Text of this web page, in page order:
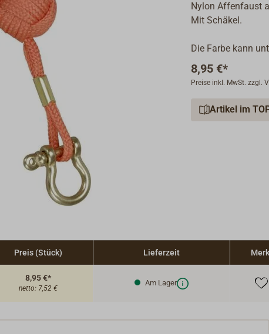
Nylon Affenfaust
Mit Schäkel.
Die Farbe kann
8,95 €*
Preise inkl. MwSt. zzgl.
Artikel im
Preis (Stück) Lieferzeit
8,95 €*
netto: 7,52 €
Am Lager